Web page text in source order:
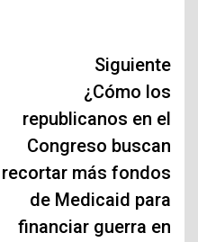
Siguiente
¿Cómo los
republicanos en el
Congreso buscan
recortar más fondos
de Medicaid para
financiar guerra en